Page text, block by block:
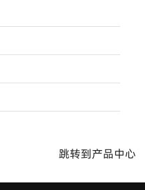
跳转到产品中心